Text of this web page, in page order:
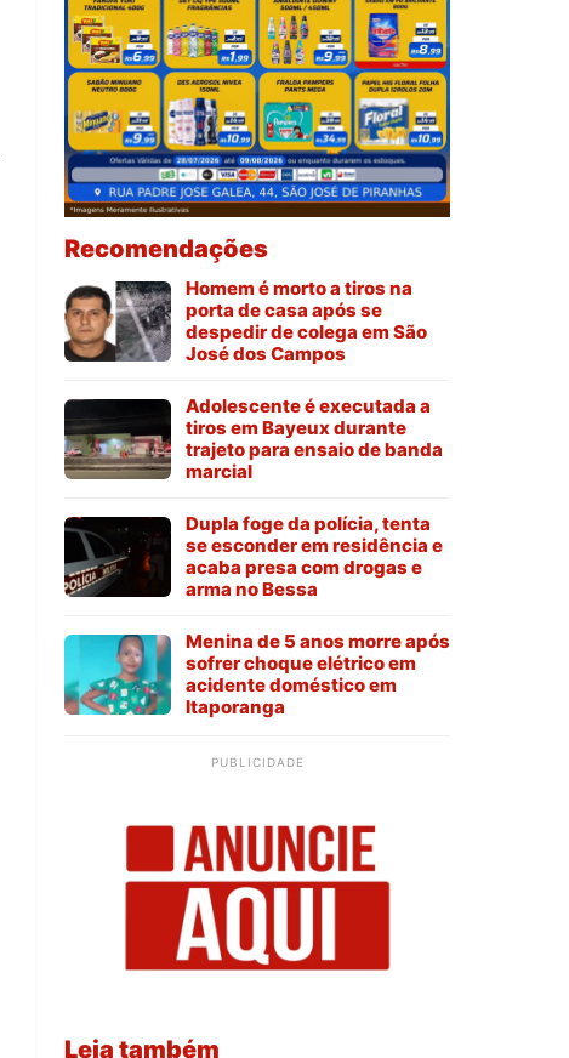
Recomendações
Homem é morto a tiros na
porta de casa após se
despedir de colega em São
José dos Campos
Adolescente é executada a
tiros em Bayeux durante
trajeto para ensaio de banda
marcial
Dupla foge da polícia, tenta
se esconder em residência e
acaba presa com drogas e
arma no Bessa
Menina de 5 anos morre após
sofrer choque elétrico em
acidente doméstico em
Itaporanga
PUBLICIDADE
Leia também